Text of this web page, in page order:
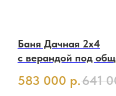
Баня Дачная 2х4
с верандой под
583 000 р.641